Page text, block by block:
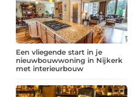
Een vliegende start in je
nieuwbouwwoning in Nijkerk
met interieurbouw